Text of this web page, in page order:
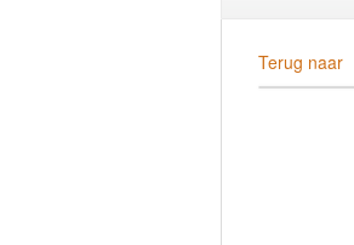
Terug naar